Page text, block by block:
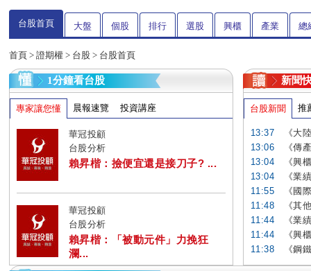
台股首頁 大盤 個股 排行 選股 興櫃 產業 總
首頁 > 證期權 > 台股 > 台股首頁
1分鐘看台股
專家讓您懂 晨報速覽 投資講座
華冠投顧
台股分析
賴昇楷：撿便宜還是接刀子? ...
華冠投顧
台股分析
賴昇楷：「被動元件」力挽狂
瀾...
新聞
台股新聞 推
13:37
《大
13:06
《傳
13:04
《興
13:04
《業
11:55
《國
11:48
《其
11:44
《業
11:44
《興
11:38
《鋼